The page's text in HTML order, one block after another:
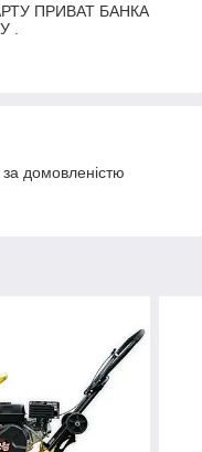
ПРИВАТ БАНКА
.
домовленістю